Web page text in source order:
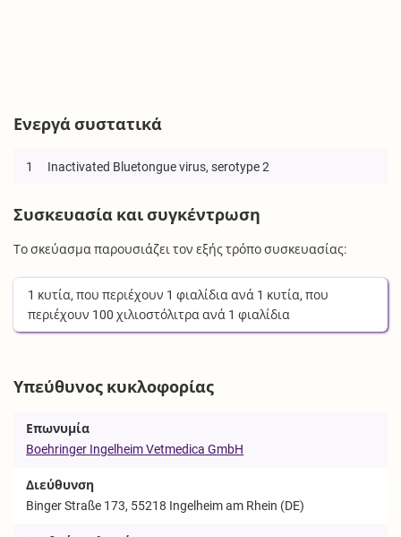
Ενεργά συστατικά
1 Inactivated Bluetongue virus, serotype 2
Συσκευασία και συγκέντρωση
Το σκεύασμα παρουσιάζει τον εξής τρόπο συσκευασίας:
1 κυτία, που περιέχουν 1 φιαλίδια ανά 1 κυτία, που
περιέχουν 100 χιλιοστόλιτρα ανά 1 φιαλίδια
Υπεύθυνος κυκλοφορίας
Επωνυμία
Boehringer Ingelheim Vetmedica GmbH
Διεύθυνση
Binger Straße 173, 55218 Ingelheim am Rhein (DE)